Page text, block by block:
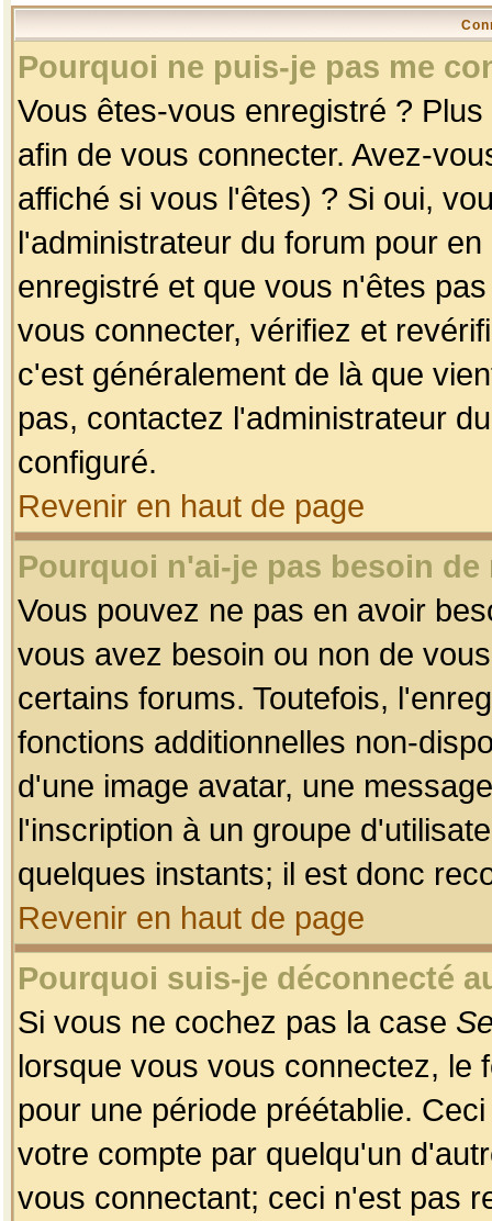
Pourquoi ne puis-je pas me
Vous êtes-vous enregistré ?
afin de vous connecter. Avez-
affiché si vous l'êtes) ? Si oui,
l'administrateur du forum pour
enregistré et que vous n'êtes
vous connecter, vérifiez et
c'est généralement de là que
pas, contactez l'administrateur
configuré.
Revenir en haut de page
Pourquoi n'ai-je pas besoin
Vous pouvez ne pas en avoir
vous avez besoin ou non de
certains forums. Toutefois,
fonctions additionnelles non-
d'une image avatar, une
l'inscription à un groupe
quelques instants; il est donc
Revenir en haut de page
Pourquoi suis-je déconnecté
Si vous ne cochez pas la case
lorsque vous vous connectez, le
pour une période préétablie.
votre compte par quelqu'un
vous connectant; ceci n'est pas